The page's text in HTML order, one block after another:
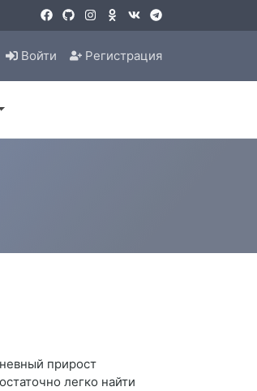
Войти Регистрация
прирост
легко найти